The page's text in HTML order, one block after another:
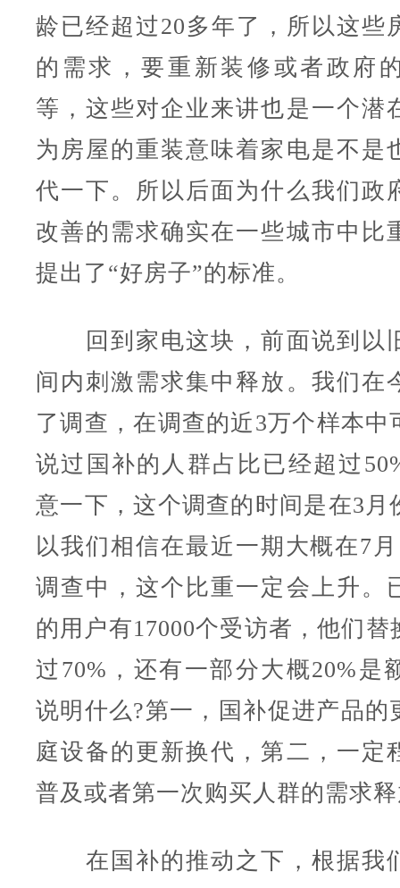
龄已经超过20多年了，所以这些
的需求，要重新装修或者政府
等，这些对企业来讲也是一个潜
为房屋的重装意味着家电是不是
代一下。所以后面为什么我们政
改善的需求确实在一些城市中比
提出了“好房子”的标准。
回到家电这块，前面说到以
间内刺激需求集中释放。我们在
了调查，在调查的近3万个样本中
说过国补的人群占比已经超过
意一下，这个调查的时间是在3月
以我们相信在最近一期大概在7
调查中，这个比重一定会上升。
的用户有17000个受访者，他们替
过70%，还有一部分大概20%是
说明什么?第一，国补促进产品的
庭设备的更新换代，第二，一定
普及或者第一次购买人群的需求
在国补的推动之下，根据我